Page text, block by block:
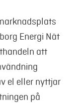
Energi Nät
att
el eller nyttjar
på